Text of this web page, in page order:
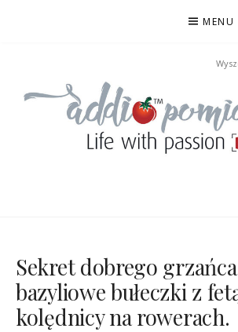
MENU
Sekret dobrego
bazyliowe bułeczki z
kolędnicy na rowerach.